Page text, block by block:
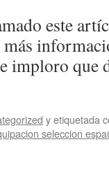
este
más
imploro que
y etiquetada
seleccion